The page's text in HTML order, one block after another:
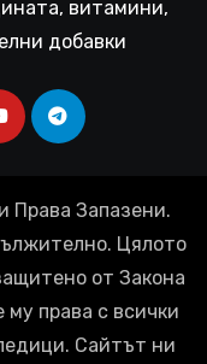
витамини,
добавки
Права Запазени.
Цялото
от Закона
му права с всички
Сайтът ни